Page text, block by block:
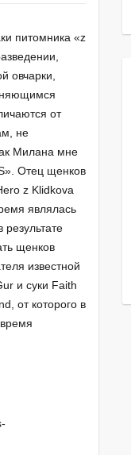
питомника «z
овчарки,
от
не
Милана мне
Отец щенков
z Klidkova
являлась
щенков
известной
и суки Faith
от которого в